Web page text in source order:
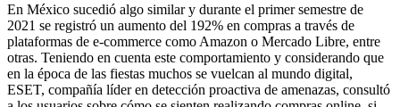
En México sucedió algo similar y durante el primer semestre de
2021 se registró un aumento del 192% en compras a través de
plataformas de e-commerce como Amazon o Mercado Libre, entre
otras. Teniendo en cuenta este comportamiento y considerando que
en la época de las fiestas muchos se vuelcan al mundo digital,
ESET, compañía líder en detección proactiva de amenazas, consultó